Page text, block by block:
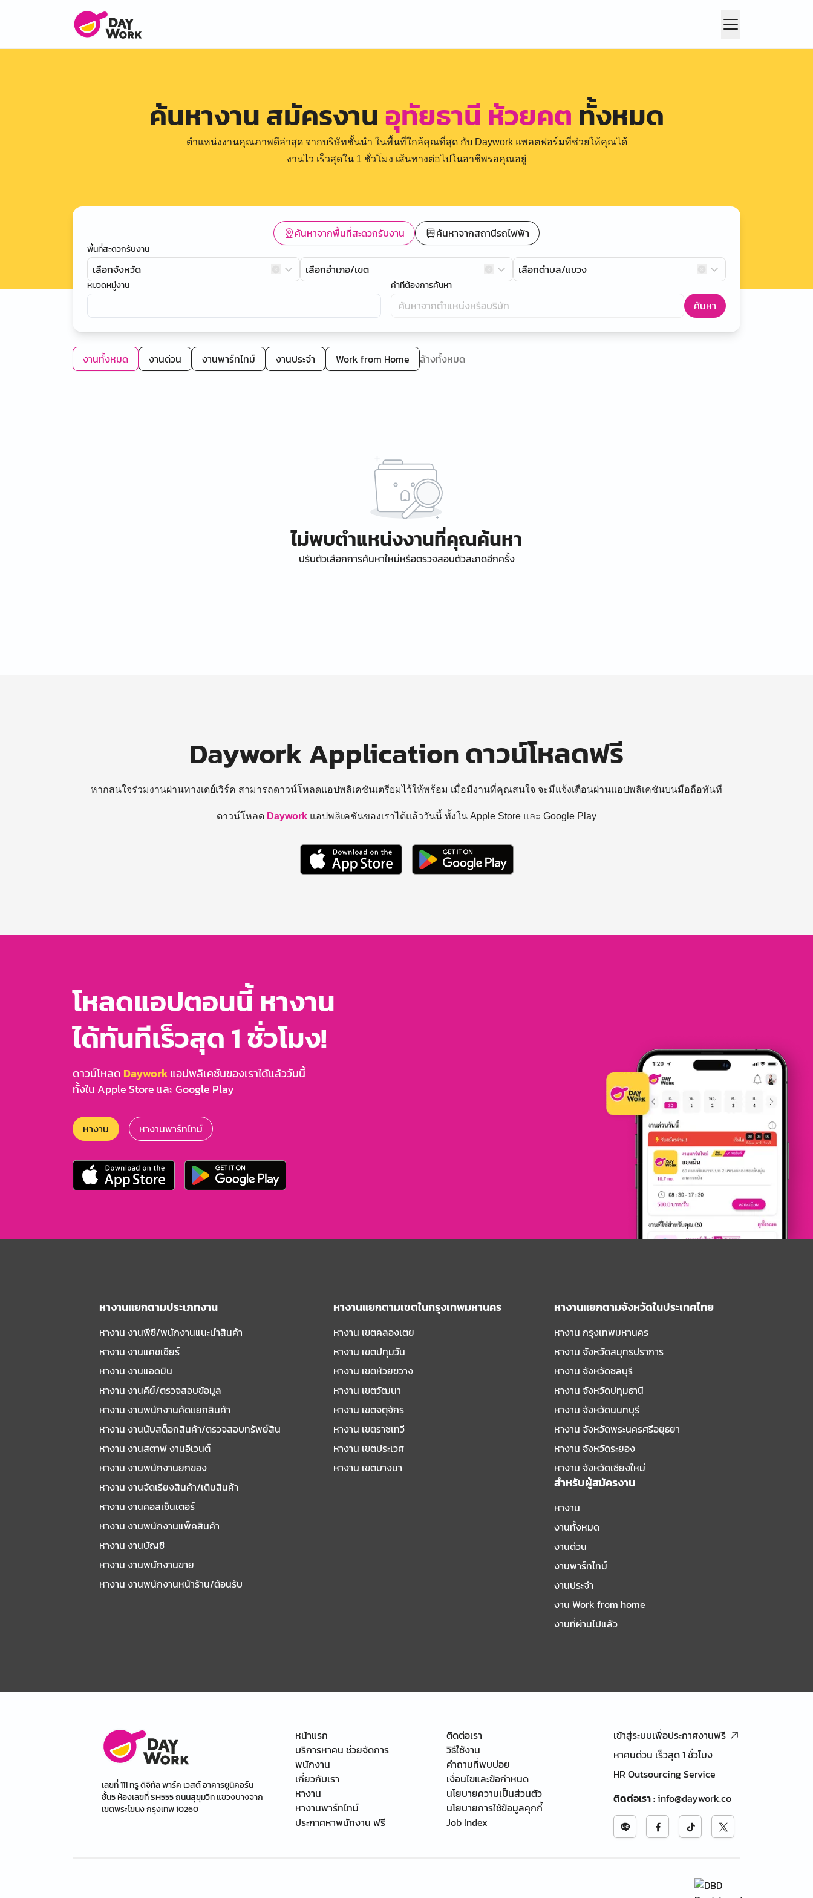
ค้นหางาน สมัครงานอุทัยธานี ห้วยคต ทั้งหมด
ตำแหน่งงานคุณภาพดีล่าสุด จากบริษัทชั้นนำ ในพื้นที่ใกล้คุณที่สุด กับ Daywork แพลตฟอร์มที่ช่วยให้คุณได้
งานไว เร็วสุดใน 1 ชั่วโมง เส้นทางต่อไปในอาชีพรอคุณอยู่
ค้นหาจากพื้นที่สะดวกรับงาน ค้นหาจากสถานีรถไฟฟ้า
พื้นที่สะดวกรับงาน
เลือกจังหวัด เลือกอำเภอ/เขต เลือกตำบล/แขวง
หมวดหมู่งาน คำที่ต้องการค้นหา
ค้นหา
งานทั้งหมด งานด่วน งานพาร์ทไทม์ งานประจำ Work from Home ล้างทั้งหมด
ไม่พบตำแหน่งงานที่คุณค้นหา
ปรับตัวเลือกการค้นหาใหม่หรือตรวจสอบตัวสะกดอีกครั้ง
Daywork Application ดาวน์โหลดฟรี
หากสนใจร่วมงานผ่านทางเดย์เวิร์ค สามารถดาวน์โหลดแอปพลิเคชันเตรียมไว้ให้พร้อม เมื่อมีงานที่คุณสนใจ จะมีแจ้งเตือนผ่านแอปพลิเคชันบนมือถือทันที
ดาวน์โหลด Daywork แอปพลิเคชันของเราได้แล้ววันนี้ ทั้งใน Apple Store และ Google Play
โหลดแอปตอนนี้ หางาน
ได้ทันทีเร็วสุด 1 ชั่วโมง!
ดาวน์โหลด Dayworkแอปพลิเคชันของเราได้แล้ววันนี้
ทั้งใน Apple Store และ Google Play
หางาน หางานพาร์ทไทม์
หางานแยกตามประเภทงาน
หางาน งานพีซี/พนักงานแนะนําสินค้า
หางาน งานแคชเชียร์
หางาน งานแอดมิน
หางาน งานคีย์/ตรวจสอบข้อมูล
หางาน งานพนักงานคัดแยกสินค้า
หางาน งานนับสต็อกสินค้า/ตรวจสอบทรัพย์สิน
หางาน งานสตาฟ งานอีเวนต์
หางาน งานพนักงานยกของ
หางาน งานจัดเรียงสินค้า/เติมสินค้า
หางาน งานคอลเซ็นเตอร์
หางาน งานพนักงานแพ็คสินค้า
หางาน งานบัญชี
หางาน งานพนักงานขาย
หางาน งานพนักงานหน้าร้าน/ต้อนรับ
หางานแยกตามเขตในกรุงเทพมหานคร
หางาน เขตคลองเตย
หางาน เขตปทุมวัน
หางาน เขตห้วยขวาง
หางาน เขตวัฒนา
หางาน เขตจตุจักร
หางาน เขตราชเทวี
หางาน เขตประเวศ
หางาน เขตบางนา
หางานแยกตามจังหวัดในประเทศไทย
หางาน กรุงเทพมหานคร
หางาน จังหวัดสมุทรปราการ
หางาน จังหวัดชลบุรี
หางาน จังหวัดปทุมธานี
หางาน จังหวัดนนทบุรี
หางาน จังหวัดพระนครศรีอยุธยา
หางาน จังหวัดระยอง
หางาน จังหวัดเชียงใหม่
สำหรับผู้สมัครงาน
หางาน
งานทั้งหมด
งานด่วน
งานพาร์ทไทม์
งานประจำ
งาน Work from home
งานที่ผ่านไปแล้ว
เลขที่ 111 ทรู ดิจิทัล พาร์ค เวสต์ อาคารยูนิคอร์น
ชั้น5 ห้องเลขที่ SH555 ถนนสุขุมวิท แขวงบางจาก
เขตพระโขนง กรุงเทพ 10260
หน้าแรก
บริการหาคน ช่วยจัดการ
พนักงาน
เกี่ยวกับเรา
หางาน
หางานพาร์ทไทม์
ประกาศหาพนักงาน ฟรี
ติดต่อเรา
วิธีใช้งาน
คำถามที่พบบ่อย
เงื่อนไขและข้อกำหนด
นโยบายความเป็นส่วนตัว
นโยบายการใช้ข้อมูลคุกกี้
Job Index
เข้าสู่ระบบเพื่อประกาศงานฟรี
หาคนด่วน เร็วสุด 1 ชั่วโมง
HR Outsourcing Service
ติดต่อเรา:info@daywork.co